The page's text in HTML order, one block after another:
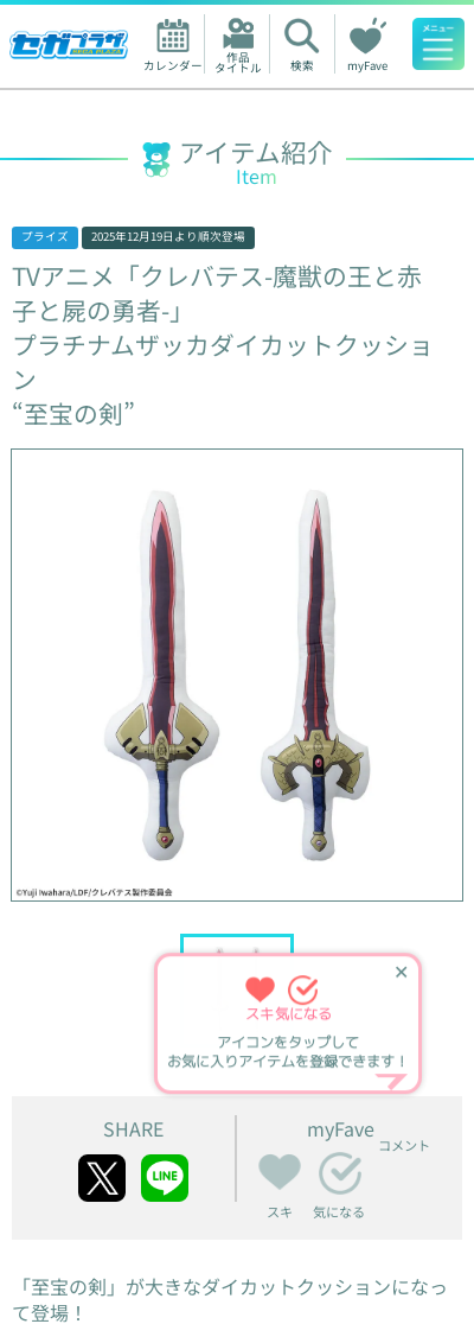
カレンダー 作品
タイトル 検索 myFave
人気ワード
アイテム紹介
Item
プライズ 2025年12月19日 より順次登場
TVアニメ「クレバテス-魔獣の王と赤
子と屍の勇者-」
プラチナムザッカダイカットクッショ
ン
“至宝の剣”
✕
スキ気になる
アイコンをタップして
お気に入りアイテムを登録できます！
SHARE myFave
スキ 気になる
コメント
「至宝の剣」が大きなダイカットクッションになっ
て登場！